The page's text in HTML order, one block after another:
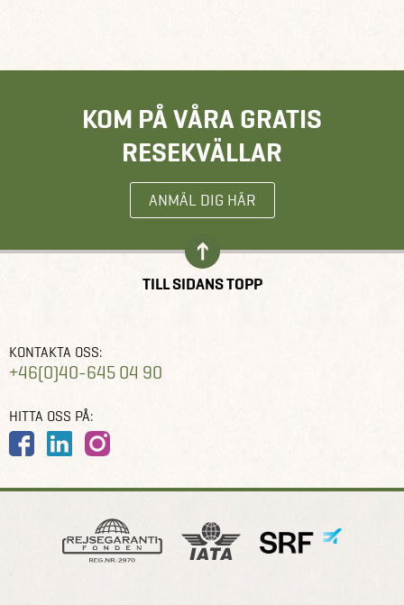
KOM PÅ VÅRA GRATIS
RESEKVÄLLAR
ANMÄL DIG HÄR
TILL SIDANS TOPP
KONTAKTA OSS:
+46(0)40-645 04 90
HITTA OSS PÅ: